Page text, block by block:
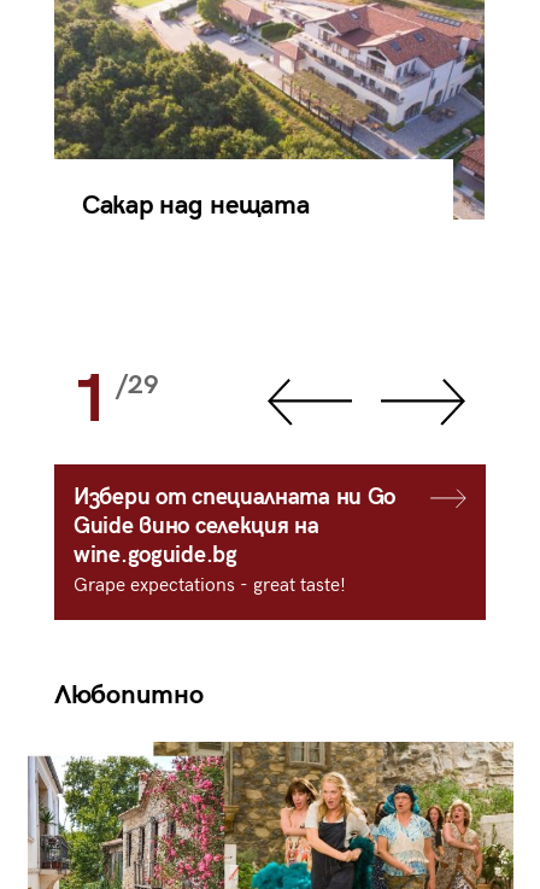
Сакар над нещата
1 /29
Избери от специалната ни Go
Guide вино селекция на
wine.goguide.bg
Grape expectations - great taste!
Любопитно